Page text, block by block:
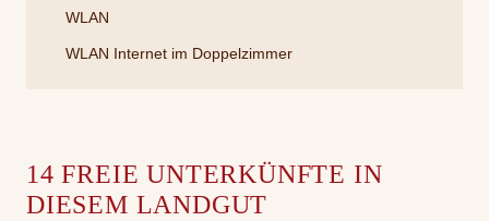
WLAN
WLAN Internet im Doppelzimmer
14 FREIE UNTERKÜNFTE IN
DIESEM LANDGUT